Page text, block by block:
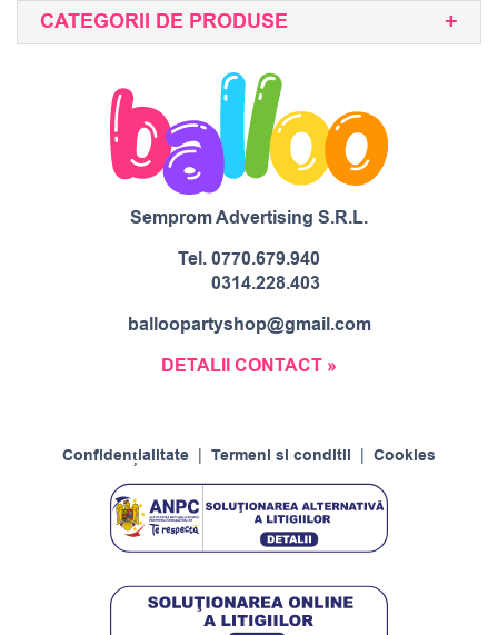
CATEGORII DE PRODUSE
Semprom Advertising S.R.L.
Tel.0770.679.940
0314.228.403
balloopartyshop@gmail.com
DETALII CONTACT »
Confidențialitate Termeni si conditii Cookies